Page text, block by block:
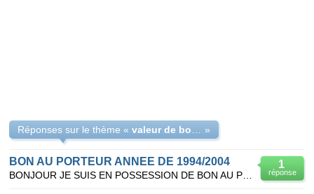
Réponses sur le thème « »
1
réponse
BON AU PORTEUR ANNEE DE 1994/2004